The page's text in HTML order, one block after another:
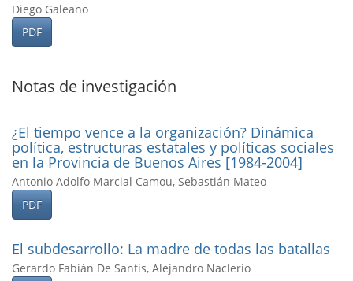
Diego Galeano
PDF
Notas de investigación
¿El tiempo vence a la organización? Dinámica
polí­tica, estructuras estatales y polí­ticas sociales
en la Provincia de Buenos Aires [1984-2004]
Antonio Adolfo Marcial Camou, Sebastián Mateo
PDF
El subdesarrollo: La madre de todas las batallas
Gerardo Fabián De Santis, Alejandro Naclerio